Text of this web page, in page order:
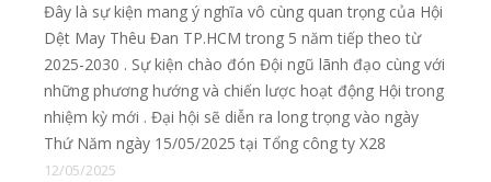
Đây là sự kiện mang ý nghĩa vô cùng quan trọng của Hội
Dệt May Thêu Đan TP.HCM trong 5 năm tiếp theo từ
2025-2030 . Sự kiện chào đón Đội ngũ lãnh đạo cùng với
những phương hướng và chiến lược hoạt động Hội trong
nhiệm kỳ mới . Đại hội sẽ diễn ra long trọng vào ngày
Thứ Năm ngày 15/05/2025 tại Tổng công ty X28
12/05/2025